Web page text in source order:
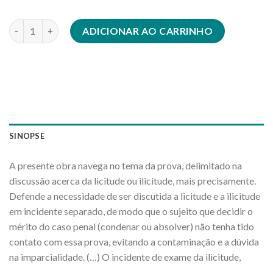
Tratamento processual da prova ilícita quantidade
ADICIONAR AO CARRINHO
SINOPSE
A presente obra navega no tema da prova, delimitado na
discussão acerca da licitude ou ilicitude, mais precisamente.
Defende a necessidade de ser discutida a licitude e a ilicitude
em incidente separado, de modo que o sujeito que decidir o
mérito do caso penal (condenar ou absolver) não tenha tido
contato com essa prova, evitando a contaminação e a dúvida
na imparcialidade. (…) O incidente de exame da ilicitude,